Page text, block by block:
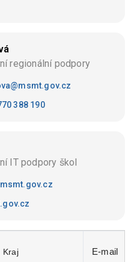
regionální podpory
388 190
IT podpory škol
Kraj E-mail